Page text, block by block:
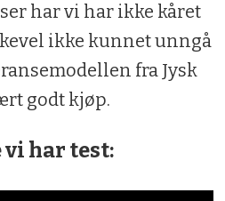
har vi har ikke kåret
ikke kunnet unngå
fra Jysk
godt kjøp.
vi har test: